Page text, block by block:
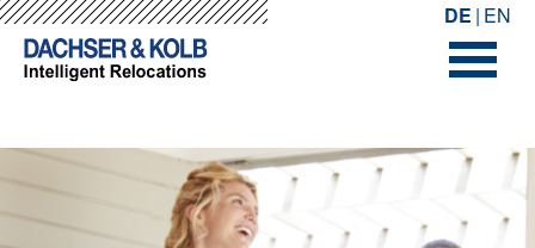
-->--> DE EN